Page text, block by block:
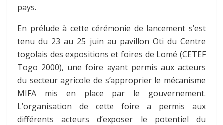
pays.
En prélude à cette cérémonie de lancement s’est
tenu du 23 au 25 juin au pavillon Oti du Centre
togolais des expositions et foires de Lomé (CETEF
Togo 2000), une foire ayant permis aux acteurs
du secteur agricole de s’approprier le mécanisme
MIFA mis en place par le gouvernement.
L’organisation de cette foire a permis aux
différents acteurs d’exposer le potentiel du